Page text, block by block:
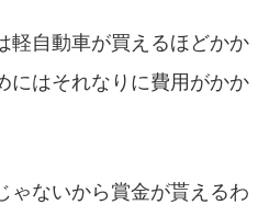
軽自動車が買えるほどかか
にはそれなりに費用がかか
ゃないから賞金が貰えるわ